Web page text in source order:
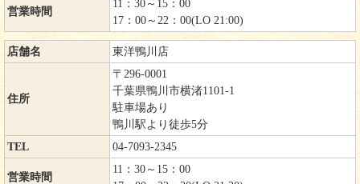
営業時間
11：30～15：00
17：00～22：00(LO 21:00)
店舗名 東洋鴨川店
住所
〒296-0001
千葉県鴨川市横渚1101-1
駐車場あり
鴨川駅より徒歩5分
TEL
04-7093-2345
営業時間
11：30～15：00